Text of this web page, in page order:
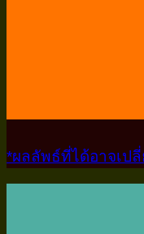
*ผลลัพธ์ที่ได้อาจเปลี่